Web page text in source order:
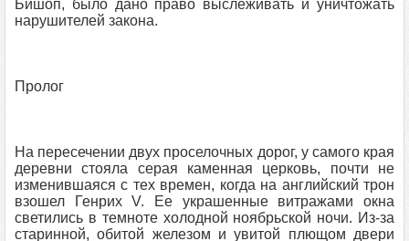
Бишоп, было дано право выслеживать и уничтожать
нарушителей закона.
Пролог
На пересечении двух проселочных дорог, у самого края
деревни стояла серая каменная церковь, почти не
изменившаяся с тех времен, когда на английский трон
взошел Генрих V. Ее украшенные витражами окна
светились в темноте холодной ноябрьской ночи. Из-за
старинной, обитой железом и увитой плющом двери